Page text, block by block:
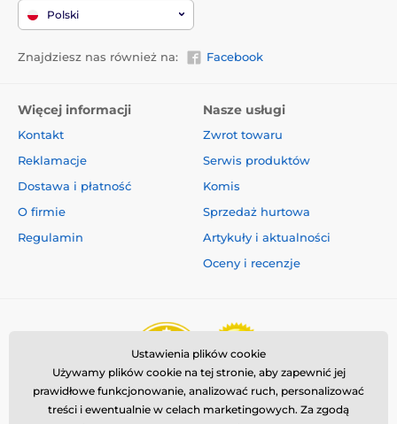
Polski
Znajdziesz nas również na: Facebook
Więcej informacji
Kontakt
Reklamacje
Dostawa i płatność
O firmie
Regulamin
Nasze usługi
Zwrot towaru
Serwis produktów
Komis
Sprzedaż hurtowa
Artykuły i aktualności
Oceny i recenzje
Ustawienia plików cookie
Używamy plików cookie na tej stronie, aby zapewnić jej
prawidłowe funkcjonowanie, analizować ruch, personalizować
treści i ewentualnie w celach marketingowych. Za zgodą